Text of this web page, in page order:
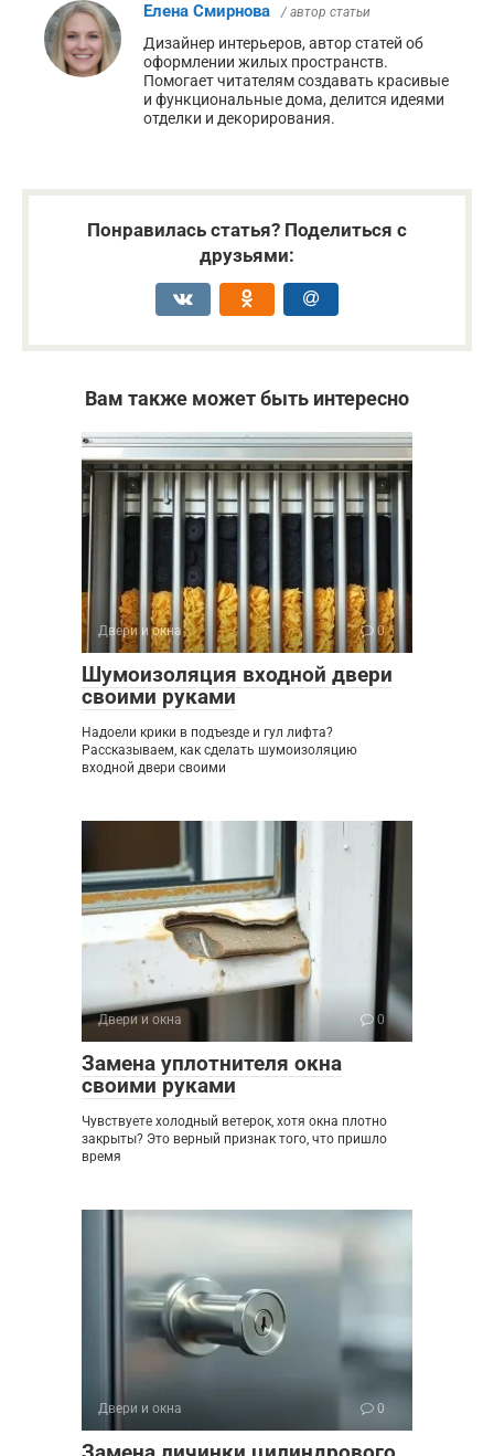
Елена Смирнова / автор статьи
Дизайнер интерьеров, автор статей об
оформлении жилых пространств.
Помогает читателям создавать красивые
и функциональные дома, делится идеями
отделки и декорирования.
Понравилась статья? Поделиться с
друзьями:
Вам также может быть интересно
Двери и окна 0
Шумоизоляция входной двери
своими руками
Надоели крики в подъезде и гул лифта?
Рассказываем, как сделать шумоизоляцию
входной двери своими
Двери и окна 0
Замена уплотнителя окна
своими руками
Чувствуете холодный ветерок, хотя окна плотно
закрыты? Это верный признак того, что пришло
время
Двери и окна 0